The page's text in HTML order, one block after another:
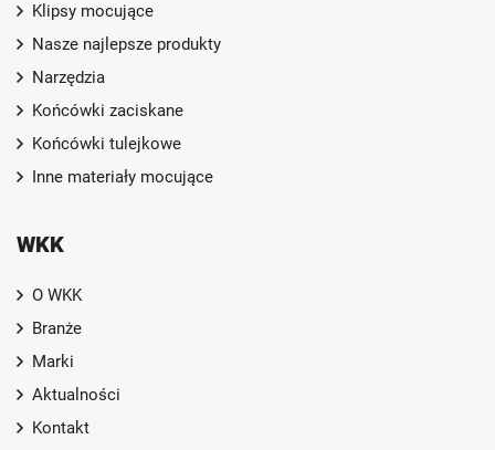
Klipsy mocujące
Nasze najlepsze produkty
Narzędzia
Końcówki zaciskane
Końcówki tulejkowe
Inne materiały mocujące
WKK
O WKK
Branże
Marki
Aktualności
Kontakt